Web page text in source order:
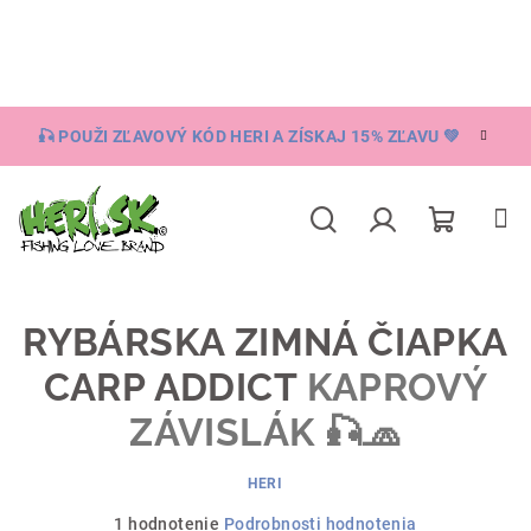
🎣 POUŽI ZĽAVOVÝ KÓD HERI A ZÍSKAJ 15% ZĽAVU 💚
košík
RYBÁRSKA ZIMNÁ ČIAPKA
CARP ADDICT KAPROVÝ
ZÁVISLÁK 🎣🧢
HERI
Priemerné
1 hodnotenie Podrobnosti hodnotenia